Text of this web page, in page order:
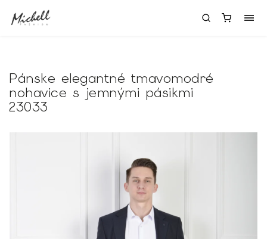
Pánske elegantné tmavomodré
nohavice s jemnými pásikmi
23033